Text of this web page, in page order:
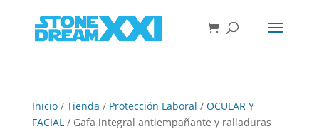
Inicio/ Tienda / Protección Laboral / OCULAR Y
FACIAL/ Gafa integral antiempañante y ralladuras